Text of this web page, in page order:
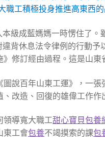
工積極投身推進高東西
級成藍媽媽一時愣住了
違背休息法令律例的行動
》修訂經由過程。這是山
說百年山東工運》，一
改造、回復的雄偉工作作
領導寬大職工甜心寶貝包養
東工會包養不竭摸索的課包